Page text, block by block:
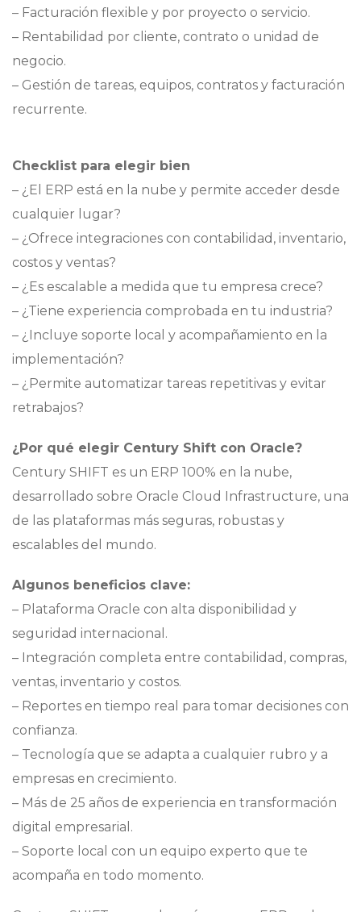
– Facturación flexible y por proyecto o servicio.
– Rentabilidad por cliente, contrato o unidad de
negocio.
– Gestión de tareas, equipos, contratos y facturación
recurrente.
Checklist para elegir bien
– ¿El ERP está en la nube y permite acceder desde
cualquier lugar?
– ¿Ofrece integraciones con contabilidad, inventario,
costos y ventas?
– ¿Es escalable a medida que tu empresa crece?
– ¿Tiene experiencia comprobada en tu industria?
– ¿Incluye soporte local y acompañamiento en la
implementación?
– ¿Permite automatizar tareas repetitivas y evitar
retrabajos?
¿Por qué elegir Century Shift con Oracle?
Century SHIFT es un ERP 100% en la nube,
desarrollado sobre Oracle Cloud Infrastructure, una
de las plataformas más seguras, robustas y
escalables del mundo.
Algunos beneficios clave:
– Plataforma Oracle con alta disponibilidad y
seguridad internacional.
– Integración completa entre contabilidad, compras,
ventas, inventario y costos.
– Reportes en tiempo real para tomar decisiones con
confianza.
– Tecnología que se adapta a cualquier rubro y a
empresas en crecimiento.
– Más de 25 años de experiencia en transformación
digital empresarial.
– Soporte local con un equipo experto que te
acompaña en todo momento.